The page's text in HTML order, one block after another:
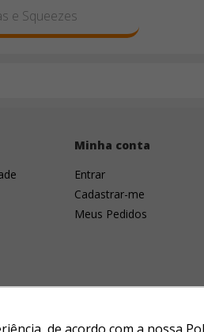
e Squeezes
Minha conta
Entrar
Cadastrar-me
Meus Pedidos